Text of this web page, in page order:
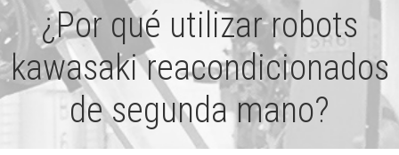
¿Por qué utilizar robots
kawasaki reacondicionados
de segunda mano?